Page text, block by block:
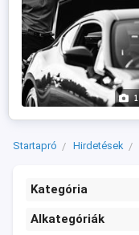
1
Startapró Hirdetések
Kategória
Alkategóriák